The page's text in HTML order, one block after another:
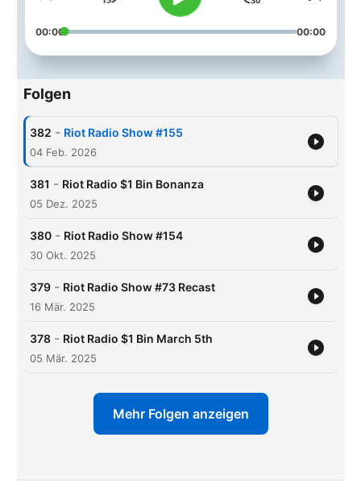
00:00 00:00
Folgen
382 - Riot Radio Show #155
04 Feb. 2026
381 - Riot Radio $1 Bin Bonanza
05 Dez. 2025
380 - Riot Radio Show #154
30 Okt. 2025
379 - Riot Radio Show #73 Recast
16 Mär. 2025
378 - Riot Radio $1 Bin March 5th
05 Mär. 2025
Mehr Folgen anzeigen